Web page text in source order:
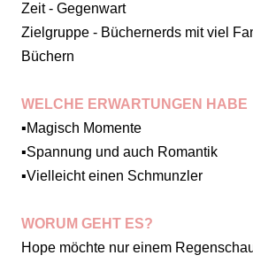
Zeit - Gegenwart
Zielgruppe - Büchernerds mit viel
Büchern
WELCHE ERWARTUNGEN HABE
▪️Magisch Momente
▪️Spannung und auch Romantik
▪️Vielleicht einen Schmunzler
WORUM GEHT ES?
Hope möchte nur einem